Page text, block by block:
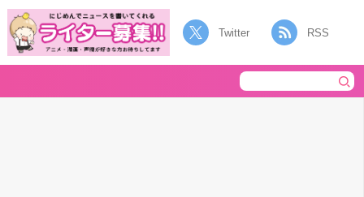
Twitter RSS